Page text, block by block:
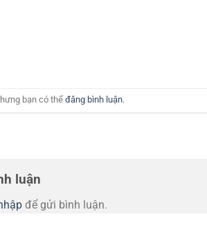
bạn có thể đăng bình luận.
luận
để gửi bình luận.